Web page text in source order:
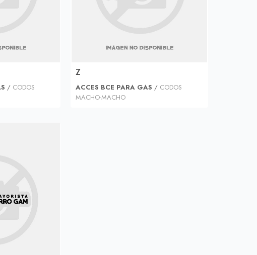
/ CODOS
Z
ACCES BCE PARA GAS / CODOS
MACHO-MACHO